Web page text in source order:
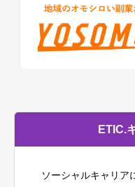
ETIC.
ソーシャルキャリア